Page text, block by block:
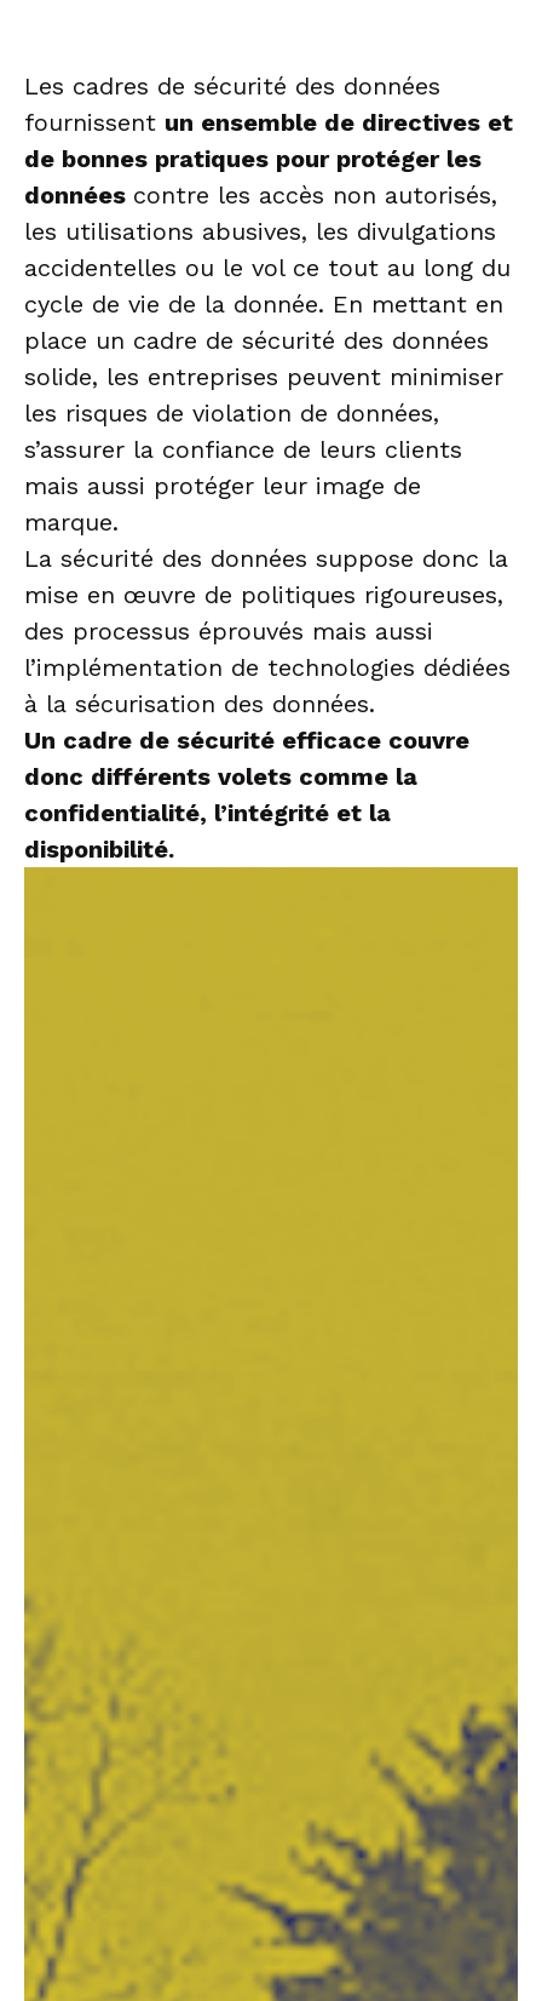
Les cadres de sécurité des données
fournissent un ensemble de directives et
de bonnes pratiques pour protéger les
données contre les accès non autorisés,
les utilisations abusives, les divulgations
accidentelles ou le vol ce tout au long du
cycle de vie de la donnée. En mettant en
place un cadre de sécurité des données
solide, les entreprises peuvent minimiser
les risques de violation de données,
s’assurer la confiance de leurs clients
mais aussi protéger leur image de
marque.
La sécurité des données suppose donc la
mise en œuvre de politiques rigoureuses,
des processus éprouvés mais aussi
l’implémentation de technologies dédiées
à la sécurisation des données.
Un cadre de sécurité efficace couvre
donc différents volets comme la
confidentialité, l’intégrité et la
disponibilité.